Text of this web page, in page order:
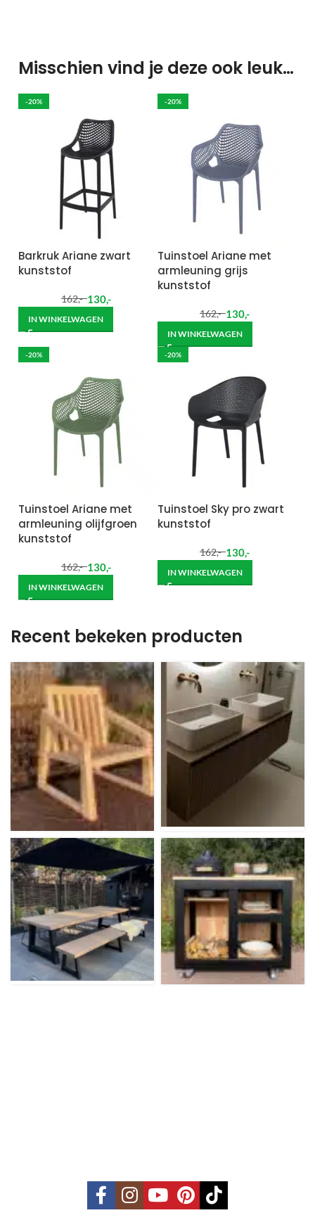
Misschien vind je deze ook leuk…
-20%
Barkruk Ariane zwart
kunststof
162,- 130,-
IN WINKELWAGEN
-20%
Tuinstoel Ariane met
armleuning grijs
kunststof
162,- 130,-
IN WINKELWAGEN
-20%
Tuinstoel Ariane met
armleuning olijfgroen
kunststof
162,- 130,-
IN WINKELWAGEN
-20%
Tuinstoel Sky pro zwart
kunststof
162,- 130,-
IN WINKELWAGEN
Recent bekeken producten